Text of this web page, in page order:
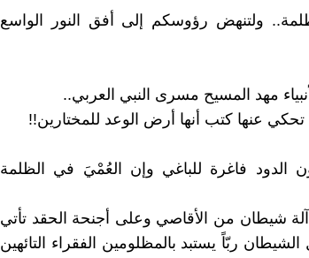
ولتنهض رؤوسكم إلى أفق النور الواسع
مهد المسيح مسرى النبي العربي..
عنها كتب أنها أرض الوعد للمختارين!!
فاغرة للباغي وإن العُمْيَ في الظلمة
شيطان من الأقاصي وعلى أجنحة الحقد تأتي
ربّاً يستبد بالمظلومين الفقراء التائهين